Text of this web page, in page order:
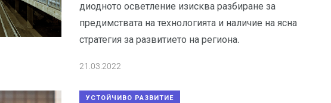
диодното осветление изисква разбиране за
предимствата на технологията и наличие на ясна
стратегия за развитието на региона.
21.03.2022
УСТОЙЧИВО РАЗВИТИЕ